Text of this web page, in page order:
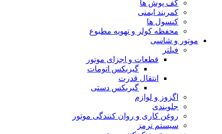
کف پوش ها
کمربند ایمنی
کنسول ها
محفظه کولر و تهویه مطبوع
موتور و شاسی
فیلتر
قطعات و اجزای موتور
گیربکس اتومات
انتقال قدرت
گیربکس دستی
اگزوز و لوازم
جلوبندی
روغن کاری و روان کنندگی موتور
سیستم ترمز